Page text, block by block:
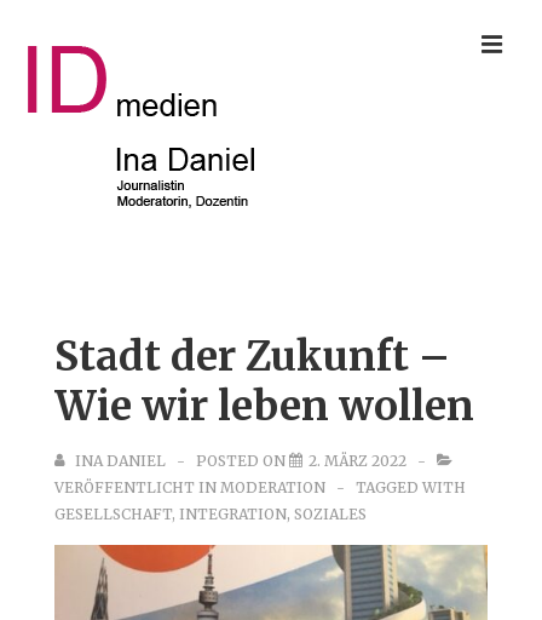
Zum
Stadt der Zukunft –
Wie wir leben wollen
INA DANIEL POSTED ON
2. MÄRZ 2022
VERÖFFENTLICHT IN MODERATION
TAGGED WITH
GESELLSCHAFT, INTEGRATION, SOZIALES